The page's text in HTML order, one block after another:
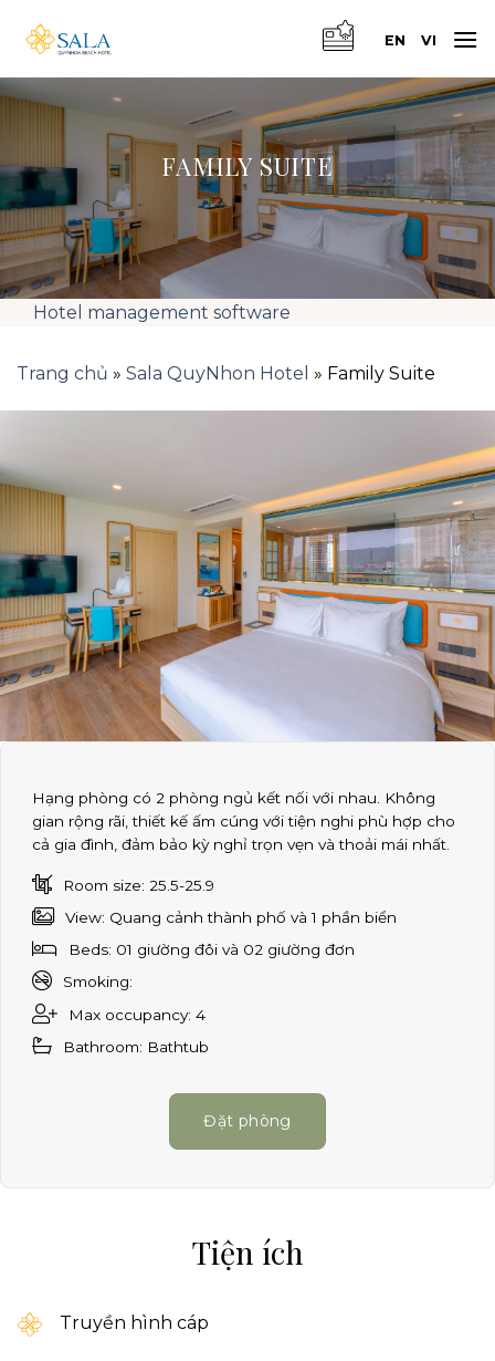
EN VI
FAMILY SUITE
Hotel management software
Trang chủ » Sala QuyNhon Hotel » Family Suite
Hạng phòng có 2 phòng ngủ kết nối với nhau. Không
gian rộng rãi, thiết kế ấm cúng với tiện nghi phù hợp cho
cả gia đình, đảm bảo kỳ nghỉ trọn vẹn và thoải mái nhất.
Room size: 25.5-25.9
View: Quang cảnh thành phố và 1 phần biển
Beds: 01 giường đôi và 02 giường đơn
Smoking:
Max occupancy: 4
Bathroom: Bathtub
Đặt phòng
Tiện ích
Truyền hình cáp